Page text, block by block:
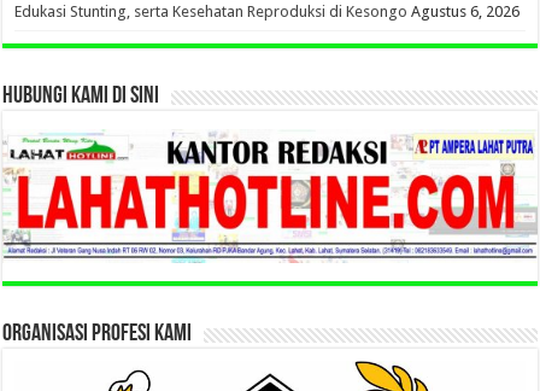
Edukasi Stunting, serta Kesehatan Reproduksi di Kesongo Agustus 6, 2026
HUBUNGI KAMI DI SINI
ORGANISASI PROFESI KAMI